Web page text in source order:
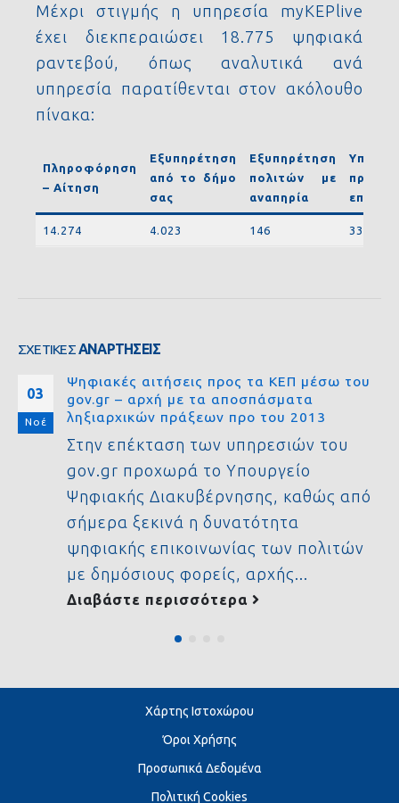
Μέχρι στιγμής η υπηρεσία myKEPlive
έχει διεκπεραιώσει 18.775 ψηφιακά
ραντεβού, όπως αναλυτικά ανά
υπηρεσία παρατίθενται στον ακόλουθο
πίνακα:
Πληροφόρηση
– Αίτηση
Εξυπηρέτηση
από το δήμο
σας
Εξυπηρέτηση
πολιτών με
αναπηρία
προς
14.274 4.023 146 332
ΣΧΕΤΙΚΈΣΑΝΑΡΤΉΣΕΙΣ
03
Νοέ
Ψηφιακές αιτήσεις προς τα ΚΕΠ μέσω του
gov.gr – αρχή με τα αποσπάσματα
ληξιαρχικών πράξεων προ του 2013
Στην επέκταση των υπηρεσιών του
gov.gr προχωρά το Υπουργείο
Ψηφιακής Διακυβέρνησης, καθώς από
σήμερα ξεκινά η δυνατότητα
ψηφιακής επικοινωνίας των πολιτών
με δημόσιους φορείς, αρχής...
Διαβάστε περισσότερα
Χάρτης Ιστοχώρου
Όροι Χρήσης
Προσωπικά Δεδομένα
Πολιτική Cookies